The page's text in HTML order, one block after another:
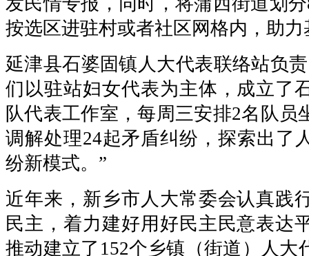
按选区进驻村或者社区网格内，助
延津县石婆固镇人大代表联络站负
们以驻站妇女代表为主体，成立了
队代表工作室，每周三安排2名队员
调解处理24起矛盾纠纷，探索出了
纷新模式。”
近年来，新乡市人大常委会认真践
民主，着力建好用好民主民意表达
推动建立了152个乡镇（街道）人大